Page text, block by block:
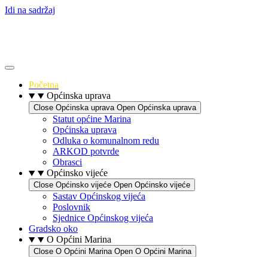
Idi na sadržaj
Početna
Općinska uprava
Close Općinska uprava Open Općinska uprava
Statut općine Marina
Općinska uprava
Odluka o komunalnom redu
ARKOD potvrde
Obrasci
Općinsko vijeće
Close Općinsko vijeće Open Općinsko vijeće
Sastav Općinskog vijeća
Poslovnik
Sjednice Općinskog vijeća
Gradsko oko
O Općini Marina
Close O Općini Marina Open O Općini Marina